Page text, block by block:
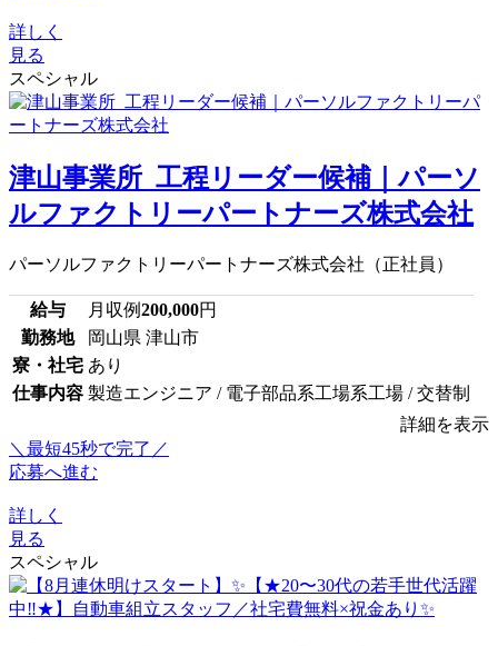
詳しく
見る
スペシャル
津山事業所_工程リーダー候補｜パーソ
ルファクトリーパートナーズ株式会社
パーソルファクトリーパートナーズ株式会社（正社員）
給与 月収例200,000円
勤務地
岡山県 津山市
寮・社宅 あり
仕事内容 製造エンジニア / 電子部品系工場系工場 / 交替制
詳細を表示
＼最短45秒で完了／
応募へ進む
詳しく
見る
スペシャル